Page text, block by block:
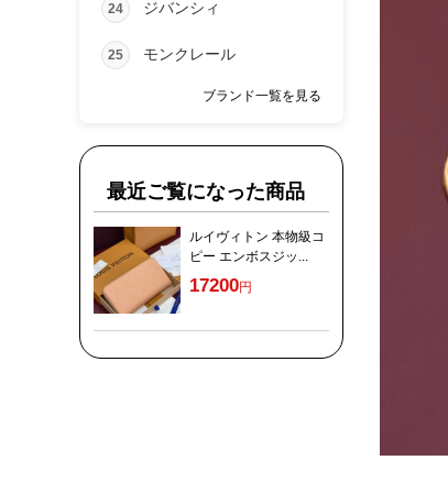
24 ジバンシィ
25 モンクレール
ブランド一覧を見る
最近ご覧になった商品
ルイヴィトン 本物級コ
ピー エンボスジッ...
17200円